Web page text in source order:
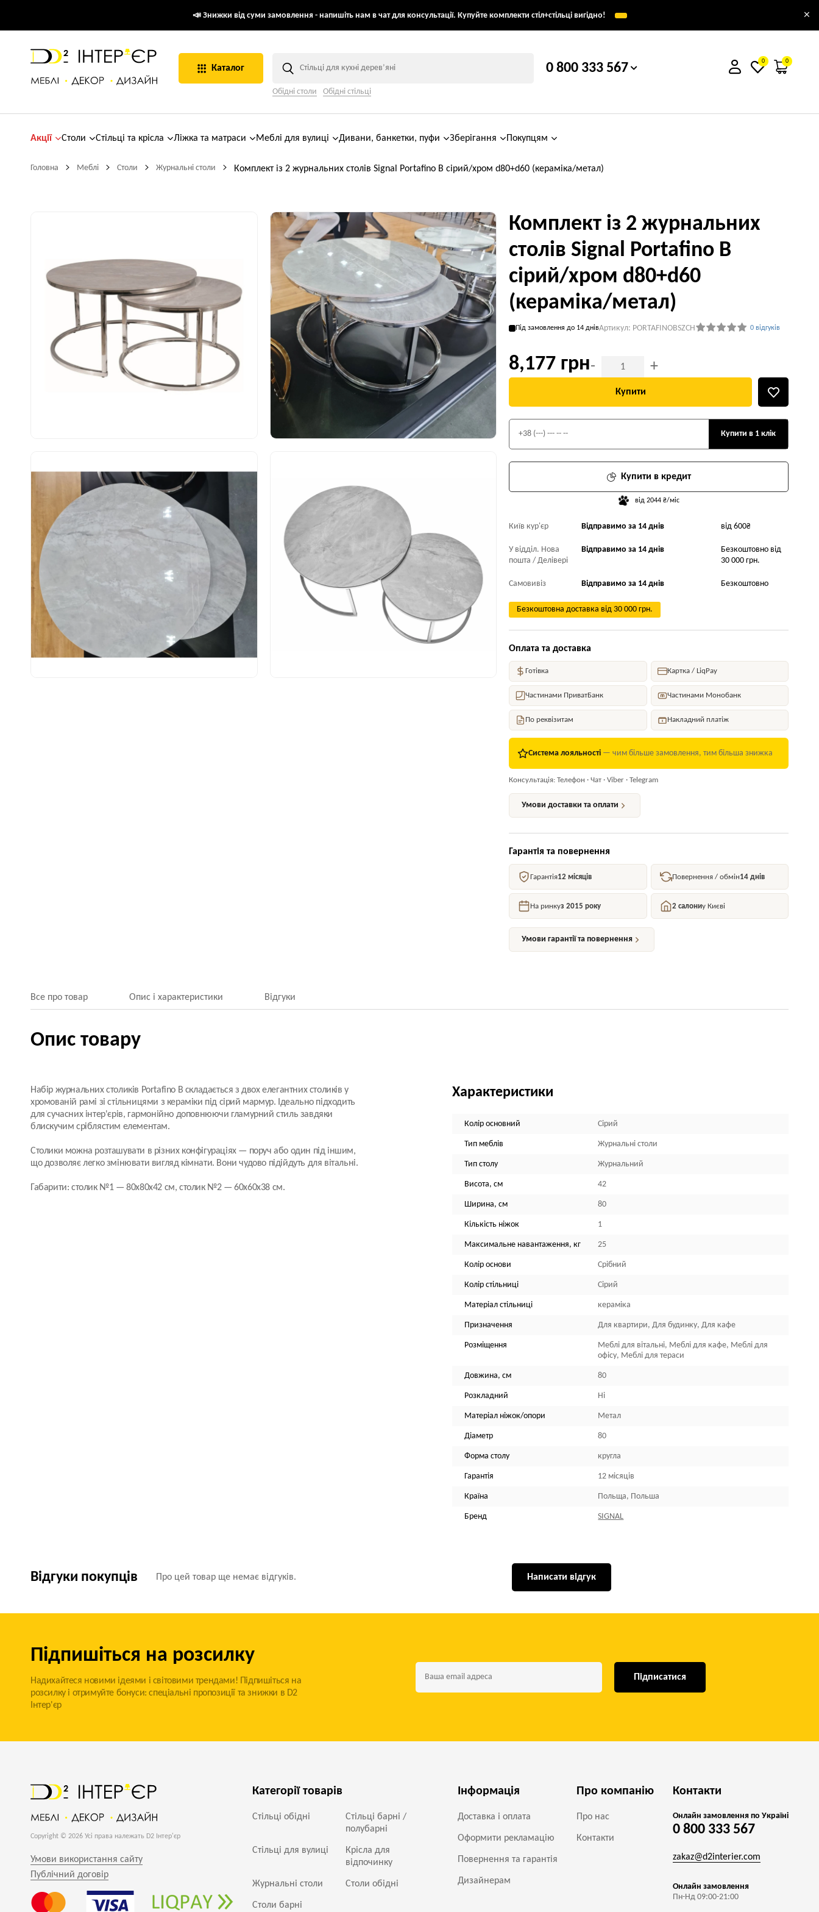
📣 Знижки від суми замовлення - напишіть нам в чат для консультації. Купуйте комплекти стіл+стільці вигідно! ×
Каталог
Обідні столи Обідні стільці
0 800 333 567 0 0
Акції Столи Стільці та крісла Ліжка та матраси Меблі для вулиці Дивани, банкетки, пуфи Зберігання Покупцям
Головна Меблі Столи Журнальні столи Комплект із 2 журнальних столів Signal Portafino B сірий/хром d80+d60 (кераміка/метал)
Комплект із 2 журнальних
столів Signal Portafino B
сірий/хром d80+d60
(кераміка/метал)
Під замовлення до 14 днівАртикул: PORTAFINOBSZCH 0 відгуків
8,177 грн- +
Купити
Купити в кредит
від 2044 ₴/міс
Купити в 1 клік
Київ кур'єр Відправимо за 14 днів від 600₴
У відділ. Нова
пошта / Делівері
Відправимо за 14 днів
Безкоштовно від
30 000 грн.
Самовивіз Відправимо за 14 днів Безкоштовно
Безкоштовна доставка від 30 000 грн.
Оплата та доставка
Готівка Картка / LiqPay
Частинами ПриватБанк Частинами Монобанк
По реквізитам Накладний платіж
Система лояльності — чим більше замовлення, тим більша знижка
Консультація: Телефон · Чат · Viber · Telegram
Умови доставки та оплати
Гарантія та повернення
Гарантія12 місяців Повернення / обмін14 днів
На ринкуз 2015 року 2 салониу Києві
Умови гарантії та повернення
Все про товар Опис і характеристики Відгуки
Опис товару
Набір журнальних столиків Portafino B складається з двох елегантних столиків у
хромованій рамі зі стільницями з кераміки під сірий мармур. Ідеально підходить
для сучасних інтер'єрів, гармонійно доповнюючи гламурний стиль завдяки
блискучим сріблястим елементам.
Столики можна розташувати в різних конфігураціях — поруч або один під іншим,
що дозволяє легко змінювати вигляд кімнати. Вони чудово підійдуть для вітальні.
Габарити: столик №1 — 80x80x42 см, столик №2 — 60x60x38 см.
Характеристики
Колір основний Сірий
Тип меблів Журнальні столи
Тип столу Журнальний
Висота, см 42
Ширина, см 80
Кількість ніжок 1
Максимальне навантаження, кг 25
Колір основи Срібний
Колір стільниці Сірий
Матеріал стільниці кераміка
Призначення Для квартири, Для будинку, Для кафе
Розміщення
Меблі для вітальні, Меблі для кафе, Меблі для
офісу, Меблі для тераси
Довжина, см 80
Розкладний Ні
Матеріал ніжок/опори Метал
Діаметр 80
Форма столу кругла
Гарантія 12 місяців
Країна Польща, Польша
Бренд SIGNAL
Відгуки покупців Про цей товар ще немає відгуків. Написати відгук
Підпишіться на розсилку
Надихайтеся новими ідеями і світовими трендами! Підпишіться на
розсилку і отримуйте бонуси: спеціальні пропозиції та знижки в D2
Інтер'єр
Підписатися
Copyright © 2026 Усі права належать D2 Інтер'єр
Умови використання сайту
Публічний договір
Категорії товарів
Стільці обідні
Стільці барні /
полубарні
Стільці для вулиці
Крісла для
відпочинку
Журнальні столи Столи обідні
Столи барні
Інформація
Доставка і оплата
Оформити рекламацію
Повернення та гарантія
Дизайнерам
Про компанію
Про нас
Контакти
Контакти
Онлайн замовлення по Україні
0 800 333 567
zakaz@d2interier.com
Онлайн замовлення
Пн-Нд 09:00-21:00